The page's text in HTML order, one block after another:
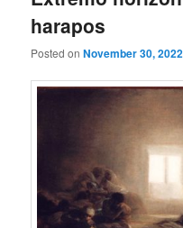
harapos
Posted onNovember 30, 2022